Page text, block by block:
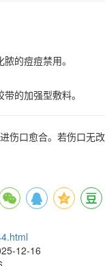
的痘痘禁用。
的加强型敷料。
伤口愈合。若伤口无改
12-16